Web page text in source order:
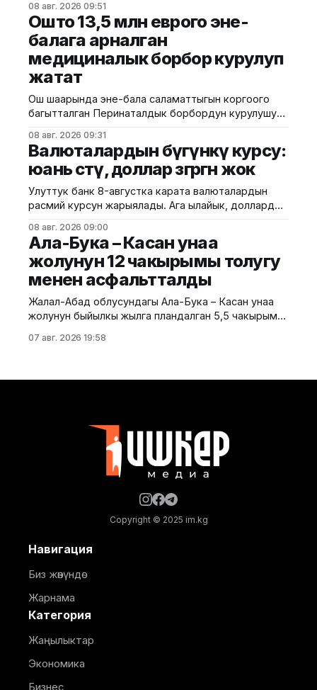
мэриясынын билдиришкендей, аталган тилкеде
бул убакта курулуш иштери жүргүзүлөт. Ал эми
Фрунзе жана Панфилов көчөлөрүнүн кесилиши
кайрадан унаалар үчүн ачылат. Мэрия
айдоочуларды жол кыймылындагы убактылуу
өзгөрүүлөрдү эске алып, жол белгилеринин
талаптарын так
08 авг. 2026 09:51
Ошто 13,5 млн еврого эне-
балага арналган
медициналык борбор курулуп
жатат
Ош шаарында эне-бала саламаттыгын коргоого
багытталган Перинаталдык борбордун курулушу
министрлигинин басма сөз кызматы билдирди.
Маалыматка ылайык, долбоор Германиянын
өнүктүрүү банкынын (KfW) 13,5 млн евро өлчөмүндөгү
гранттык каражатынын эсебинен ишке
ашырылууда. Аталган борбор 249 орунга
ылайыкталып, кош бойлуу аялдарга, төрөттөн кийинки
энелерге жана ымыркайларга
08 авг. 2026 09:31
Валюталардын бүгүнкү курсу:
юань өстү, доллар өзгөргөн жок
Улуттук банк 8-августка карата валюталардын
расмий курсун жарыялады. Ага ылайык, доллардын
калды. Евро 100,9435 сомдон 100,7730 сомго
түшүп, 0,17%га төмөндөдү. Ал эми рублдин курсу
1,0652 сом деп белгиленип, 1,36%га түштү. Теңге
болсо 0,1871 сомдон
08 авг. 2026 09:00
Ала-Бука – Касан унаа
жолунун 12 чакырымы толугу
менен асфальтталды
Жалал-Абад облусундагы Ала-Бука – Касан унаа
жолунун быйылкы жылга пландалган 5,5 чакырым
аяктады. Транспорт жана коммуникациялар
07 авг. 2026 19:58
Copyright © 2025 im.kg
Навигация
Биз жөнүндө
Жарнама
Категория
Жаңылыктар
Экономика
Бизнес